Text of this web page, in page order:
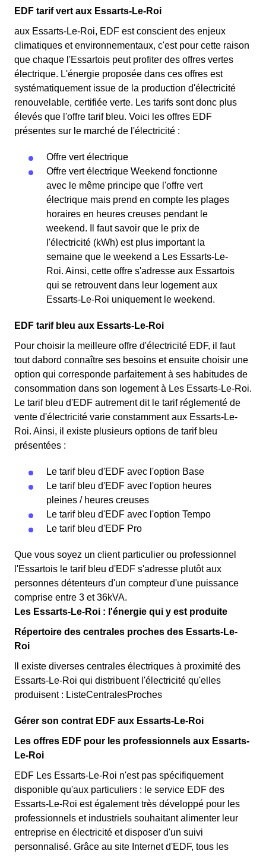
EDF tarif vert aux Essarts-Le-Roi
aux Essarts-Le-Roi, EDF est conscient des enjeux
climatiques et environnementaux, c'est pour cette raison
que chaque l'Essartois peut profiter des offres vertes
électrique. L'énergie proposée dans ces offres est
systématiquement issue de la production d'électricité
renouvelable, certifiée verte. Les tarifs sont donc plus
élevés que l'offre tarif bleu. Voici les offres EDF
présentes sur le marché de l'électricité :
Offre vert électrique
Offre vert électrique Weekend fonctionne
avec le même principe que l'offre vert
électrique mais prend en compte les plages
horaires en heures creuses pendant le
weekend. Il faut savoir que le prix de
l'électricité (kWh) est plus important la
semaine que le weekend a Les Essarts-Le-
Roi. Ainsi, cette offre s'adresse aux Essartois
qui se retrouvent dans leur logement aux
Essarts-Le-Roi uniquement le weekend.
EDF tarif bleu aux Essarts-Le-Roi
Pour choisir la meilleure offre d'électricité EDF, il faut
tout dabord connaître ses besoins et ensuite choisir une
option qui corresponde parfaitement à ses habitudes de
consommation dans son logement à Les Essarts-Le-Roi.
Le tarif bleu d'EDF autrement dit le tarif réglementé de
vente d'électricité varie constamment aux Essarts-Le-
Roi. Ainsi, il existe plusieurs options de tarif bleu
présentées :
Le tarif bleu d'EDF avec l'option Base
Le tarif bleu d'EDF avec l'option heures
pleines / heures creuses
Le tarif bleu d'EDF avec l'option Tempo
Le tarif bleu d'EDF Pro
Que vous soyez un client particulier ou professionnel
l'Essartois le tarif bleu d'EDF s'adresse plutôt aux
personnes détenteurs d'un compteur d'une puissance
comprise entre 3 et 36kVA.
Les Essarts-Le-Roi : l'énergie qui y est produite
Répertoire des centrales proches des Essarts-Le-
Roi
Il existe diverses centrales électriques à proximité des
Essarts-Le-Roi qui distribuent l'électricité qu'elles
produisent : ListeCentralesProches
Gérer son contrat EDF aux Essarts-Le-Roi
Les offres EDF pour les professionnels aux Essarts-
Le-Roi
EDF Les Essarts-Le-Roi n'est pas spécifiquement
disponible qu'aux particuliers : le service EDF des
Essarts-Le-Roi est également très développé pour les
professionnels et industriels souhaitant alimenter leur
entreprise en électricité et disposer d'un suivi
personnalisé. Grâce au site Internet d'EDF, tous les